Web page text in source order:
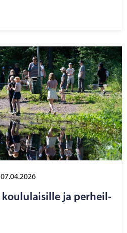
07.04.2026
kou­lu­lai­sil­le ja per­heil­